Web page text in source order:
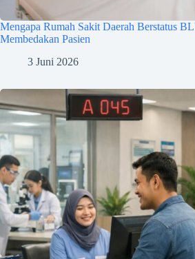
Mengapa Rumah Sakit Daerah Berstatus
Membedakan Pasien
3 Juni 2026